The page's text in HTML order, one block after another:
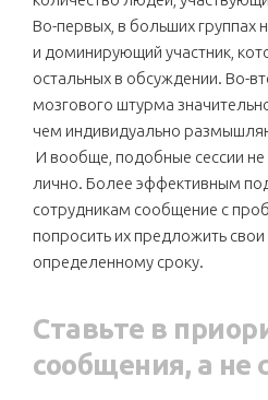
Во-первых, в больших группах
и доминирующий участник,
остальных в обсуждении. Во-
мозгового штурма
чем индивидуально
И вообще, подобные сессии не
лично. Более эффективным
сотрудникам сообщение с
попросить их предложить
определенному сроку.
Ставьте в
сообщения, а не